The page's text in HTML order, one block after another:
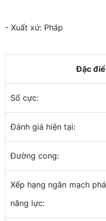
- Xuất xứ: Pháp
Đặc
Số cực:
Đánh giá hiện tại:
Đường cong:
Xếp hạng ngắn mạch
năng lực: